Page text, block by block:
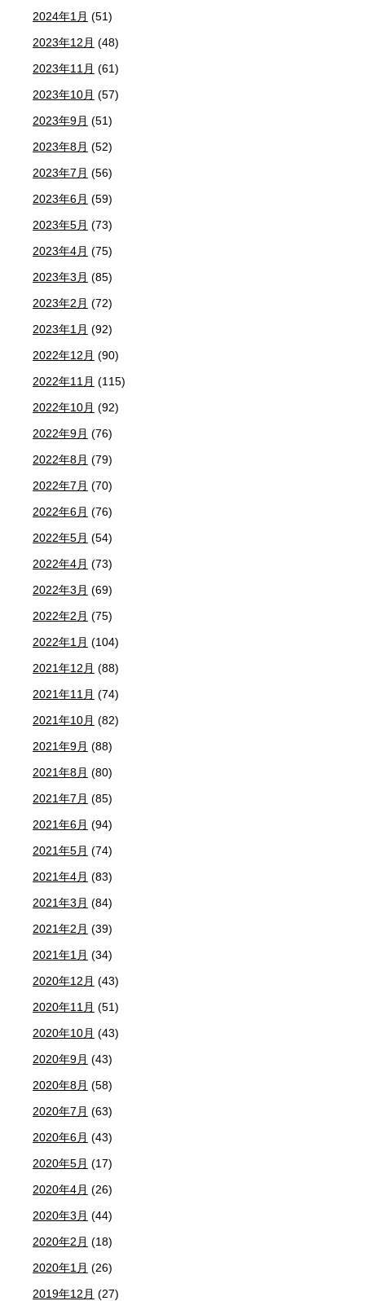
2024年1月 (51)
2023年12月 (48)
2023年11月 (61)
2023年10月 (57)
2023年9月 (51)
2023年8月 (52)
2023年7月 (56)
2023年6月 (59)
2023年5月 (73)
2023年4月 (75)
2023年3月 (85)
2023年2月 (72)
2023年1月 (92)
2022年12月 (90)
2022年11月 (115)
2022年10月 (92)
2022年9月 (76)
2022年8月 (79)
2022年7月 (70)
2022年6月 (76)
2022年5月 (54)
2022年4月 (73)
2022年3月 (69)
2022年2月 (75)
2022年1月 (104)
2021年12月 (88)
2021年11月 (74)
2021年10月 (82)
2021年9月 (88)
2021年8月 (80)
2021年7月 (85)
2021年6月 (94)
2021年5月 (74)
2021年4月 (83)
2021年3月 (84)
2021年2月 (39)
2021年1月 (34)
2020年12月 (43)
2020年11月 (51)
2020年10月 (43)
2020年9月 (43)
2020年8月 (58)
2020年7月 (63)
2020年6月 (43)
2020年5月 (17)
2020年4月 (26)
2020年3月 (44)
2020年2月 (18)
2020年1月 (26)
2019年12月 (27)